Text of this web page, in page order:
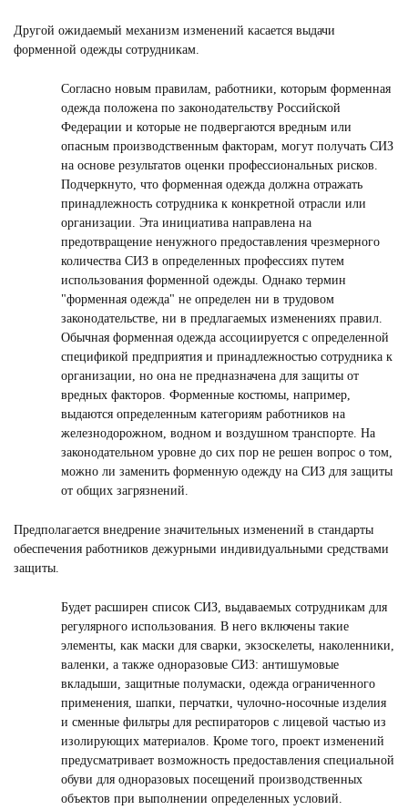
Другой ожидаемый механизм изменений касается выдачи
форменной одежды сотрудникам.
Согласно новым правилам, работники, которым форменная
одежда положена по законодательству Российской
Федерации и которые не подвергаются вредным или
опасным производственным факторам, могут получать СИЗ
на основе результатов оценки профессиональных рисков.
Подчеркнуто, что форменная одежда должна отражать
принадлежность сотрудника к конкретной отрасли или
организации. Эта инициатива направлена на
предотвращение ненужного предоставления чрезмерного
количества СИЗ в определенных профессиях путем
использования форменной одежды. Однако термин
"форменная одежда" не определен ни в трудовом
законодательстве, ни в предлагаемых изменениях правил.
Обычная форменная одежда ассоциируется с определенной
спецификой предприятия и принадлежностью сотрудника к
организации, но она не предназначена для защиты от
вредных факторов. Форменные костюмы, например,
выдаются определенным категориям работников на
железнодорожном, водном и воздушном транспорте. На
законодательном уровне до сих пор не решен вопрос о том,
можно ли заменить форменную одежду на СИЗ для защиты
от общих загрязнений.
Предполагается внедрение значительных изменений в стандарты
обеспечения работников дежурными индивидуальными средствами
защиты.
Будет расширен список СИЗ, выдаваемых сотрудникам для
регулярного использования. В него включены такие
элементы, как маски для сварки, экзоскелеты, наколенники,
валенки, а также одноразовые СИЗ: антишумовые
вкладыши, защитные полумаски, одежда ограниченного
применения, шапки, перчатки, чулочно-носочные изделия
и сменные фильтры для респираторов с лицевой частью из
изолирующих материалов. Кроме того, проект изменений
предусматривает возможность предоставления специальной
обуви для одноразовых посещений производственных
объектов при выполнении определенных условий.